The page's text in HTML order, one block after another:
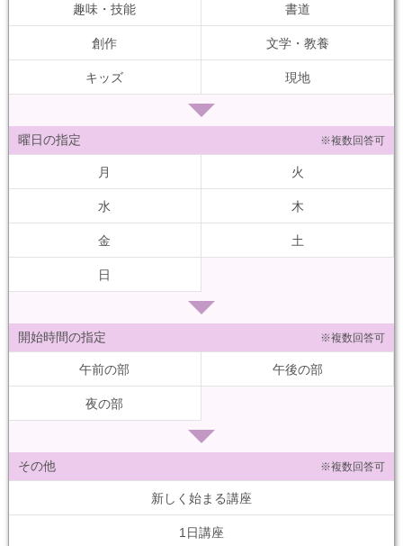
趣味・技能 書道
創作 文学・教養
キッズ 現地
曜日の指定 ※複数回答可
月 火
水 木
金 土
日
開始時間の指定 ※複数回答可
午前の部 午後の部
夜の部
その他 ※複数回答可
新しく始まる講座
1日講座